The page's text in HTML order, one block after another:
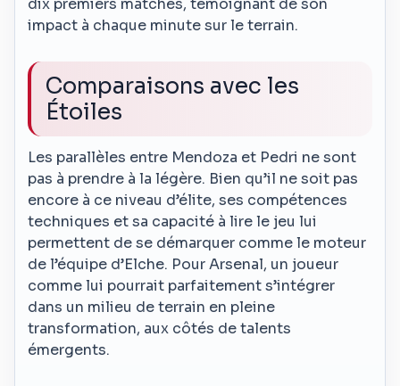
dix premiers matches, témoignant de son
impact à chaque minute sur le terrain.
Comparaisons avec les
Étoiles
Les parallèles entre Mendoza et Pedri ne sont
pas à prendre à la légère. Bien qu’il ne soit pas
encore à ce niveau d’élite, ses compétences
techniques et sa capacité à lire le jeu lui
permettent de se démarquer comme le moteur
de l’équipe d’Elche. Pour Arsenal, un joueur
comme lui pourrait parfaitement s’intégrer
dans un milieu de terrain en pleine
transformation, aux côtés de talents
émergents.